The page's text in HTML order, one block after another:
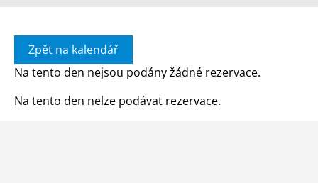
Zpět na kalendář
Na tento den nejsou podány žádné rezervace.
Na tento den nelze podávat rezervace.